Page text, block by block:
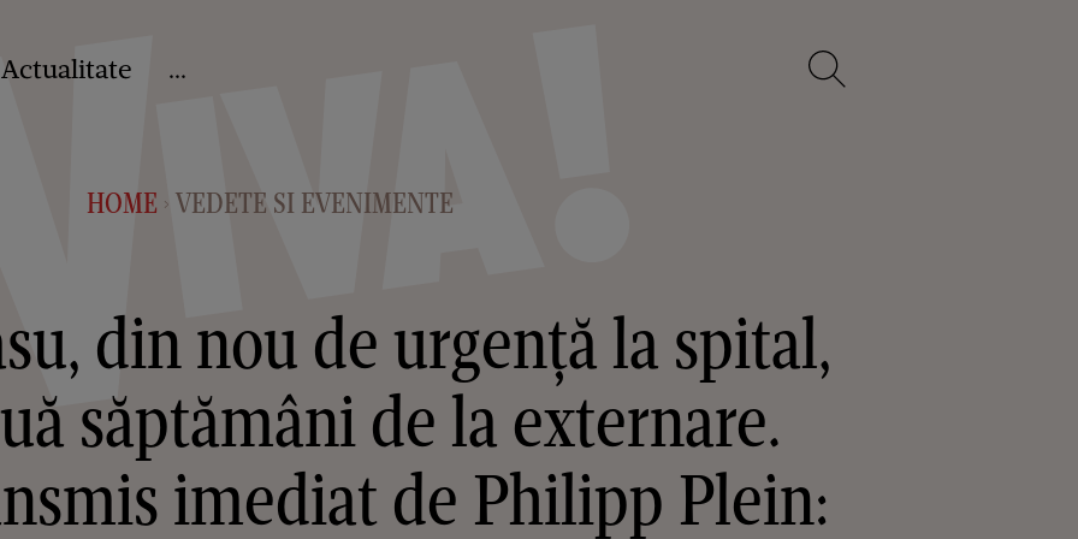
Actualitate ...
HOME > VEDETE SI EVENIMENTE
din nou de urgență la spital,
săptămâni de la externare.
imediat de Philipp Plein: